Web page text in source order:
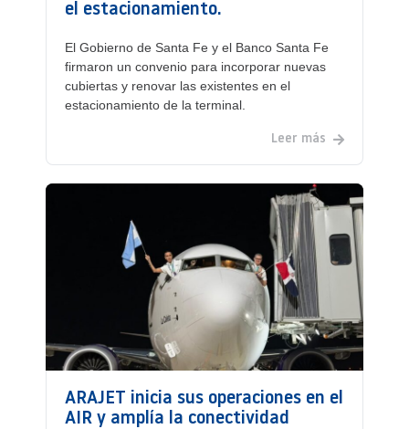
el estacionamiento.
El Gobierno de Santa Fe y el Banco Santa Fe
firmaron un convenio para incorporar nuevas
cubiertas y renovar las existentes en el
estacionamiento de la terminal.
Leer más
ARAJET inicia sus operaciones en el
AIR y amplía la conectividad